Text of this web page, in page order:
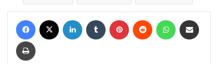
Facebook LinkedIn Tumblr Pinterest Reddit WhatsApp
Print